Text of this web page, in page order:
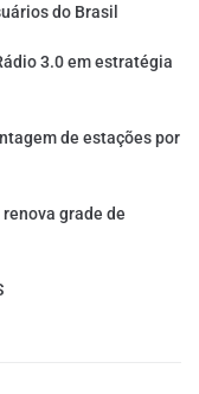
do Brasil
3.0 em estratégia
de estações por
grade de